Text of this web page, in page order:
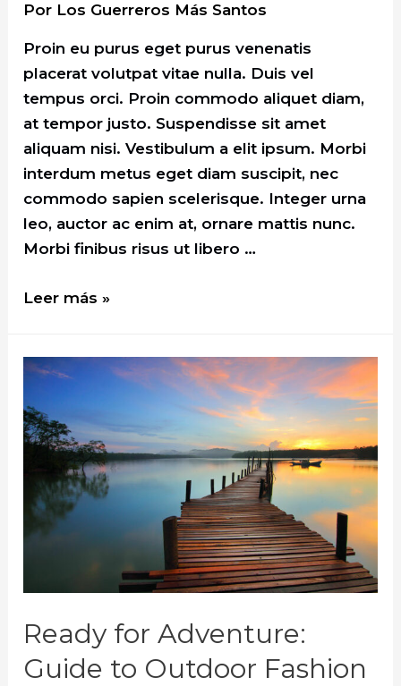
Por Los Guerreros Más Santos
Proin eu purus eget purus venenatis
placerat volutpat vitae nulla. Duis vel
tempus orci. Proin commodo aliquet diam,
at tempor justo. Suspendisse sit amet
aliquam nisi. Vestibulum a elit ipsum. Morbi
interdum metus eget diam suscipit, nec
commodo sapien scelerisque. Integer urna
leo, auctor ac enim at, ornare mattis nunc.
Morbi finibus risus ut libero …
Actual
From
Paris
Fashion
Week
Leer más »
Ready for Adventure:
Guide to Outdoor Fashion